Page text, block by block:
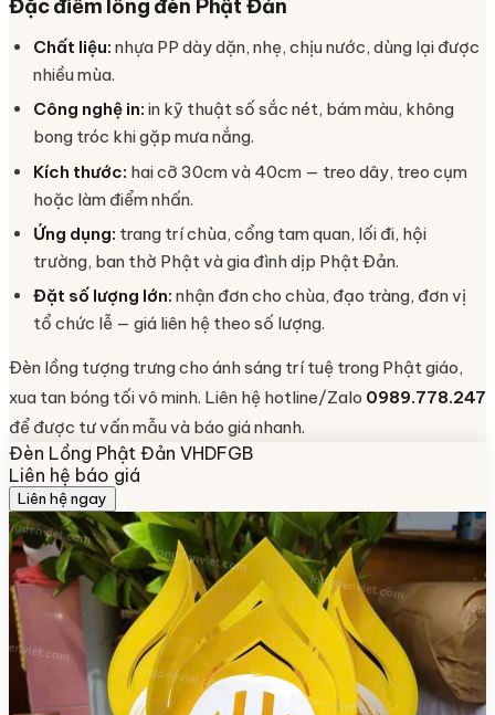
Đặc điểm lồng đèn Phật Đản
Chất liệu: nhựa PP dày dặn, nhẹ, chịu nước, dùng lại được
nhiều mùa.
Công nghệ in: in kỹ thuật số sắc nét, bám màu, không
bong tróc khi gặp mưa nắng.
Kích thước: hai cỡ 30cm và 40cm — treo dây, treo cụm
hoặc làm điểm nhấn.
Ứng dụng: trang trí chùa, cổng tam quan, lối đi, hội
trường, ban thờ Phật và gia đình dịp Phật Đản.
Đặt số lượng lớn: nhận đơn cho chùa, đạo tràng, đơn vị
tổ chức lễ — giá liên hệ theo số lượng.
Đèn lồng tượng trưng cho ánh sáng trí tuệ trong Phật giáo,
xua tan bóng tối vô minh. Liên hệ hotline/Zalo 0989.778.247
để được tư vấn mẫu và báo giá nhanh.
Đèn Lồng Phật Đản VHDFGB
Liên hệ báo giá
Liên hệ ngay